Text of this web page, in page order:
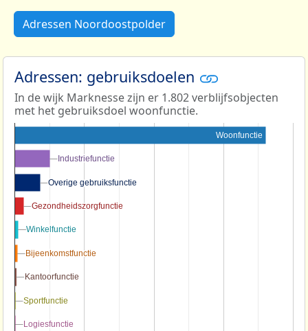
Adressen Noordoostpolder
Adressen: gebruiksdoelen
In de wijk Marknesse zijn er 1.802 verblijfsobjecten
met het gebruiksdoel woonfunctie.
Woonfunctie
Industriefunctie
Industriefunctie
Overige gebruiksfunctie
Overige gebruiksfunctie
Gezondheidszorgfunctie
Gezondheidszorgfunctie
Winkelfunctie
Winkelfunctie
Bijeenkomstfunctie
Bijeenkomstfunctie
Kantoorfunctie
Kantoorfunctie
Sportfunctie
Sportfunctie
Logiesfunctie
Logiesfunctie